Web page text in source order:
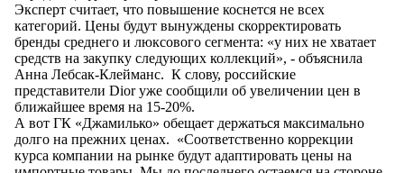
Эксперт считает, что повышение коснется не всех
категорий. Цены будут вынуждены скорректировать
бренды среднего и люксового сегмента: «у них не хватает
средств на закупку следующих коллекций», - объяснила
Анна Лебсак-Клейманс. К слову, российские
представители Dior уже сообщили об увеличении цен в
ближайшее время на 15-20%.
А вот ГК «Джамилько» обещает держаться максимально
долго на прежних ценах. «Соответственно коррекции
курса компании на рынке будут адаптировать цены на